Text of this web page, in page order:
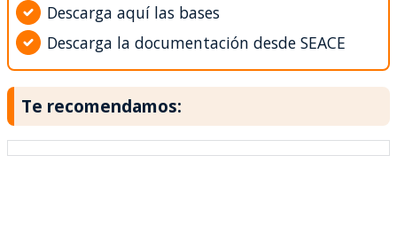
Descarga aquí las bases
Descarga la documentación desde SEACE
Te recomendamos: